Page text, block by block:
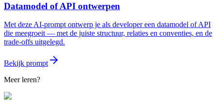
Datamodel of API ontwerpen
Met deze AI-prompt ontwerp je als developer een datamodel of API
die meegroeit — met de juiste structuur, relaties en conventies, en de
trade-offs uitgelegd.
Bekijk prompt
Meer leren?